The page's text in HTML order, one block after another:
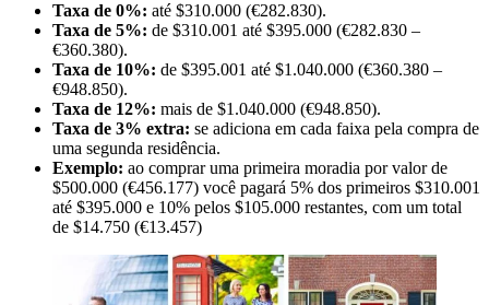
Taxa de 0%: até $310.000 (€282.830).
Taxa de 5%: de $310.001 até $395.000 (€282.830 –
€360.380).
Taxa de 10%: de $395.001 até $1.040.000 (€360.380 –
€948.850).
Taxa de 12%: mais de $1.040.000 (€948.850).
Taxa de 3% extra: se adiciona em cada faixa pela compra de
uma segunda residência.
Exemplo: ao comprar uma primeira moradia por valor de
$500.000 (€456.177) você pagará 5% dos primeiros $310.001
até $395.000 e 10% pelos $105.000 restantes, com um total
de $14.750 (€13.457)